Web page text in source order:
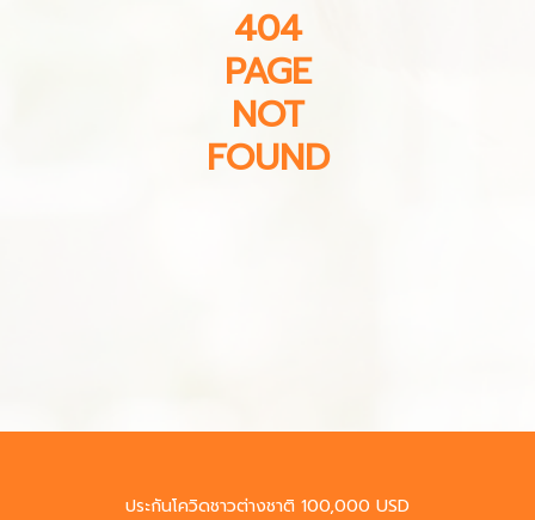
404
PAGE
NOT
FOUND
ประกันโควิดชาวต่างชาติ 100,000 USD